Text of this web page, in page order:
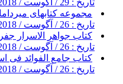
تاریخ : 29 / آگوست / 2018
مجموعه کتابهای
تاریخ : 26 / آگوست / 2018
کتاب جواهر الاسرار جفر
تاریخ : 26 / آگوست / 2018
کتاب جامع الفوائد فی
تاریخ : 26 / آگوست / 2018